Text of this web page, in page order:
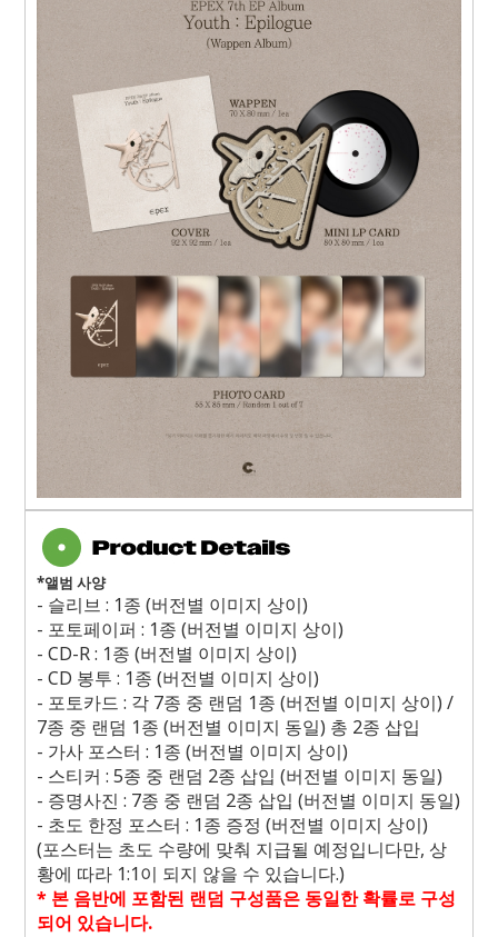
*앨범 사양
- 슬리브 : 1종 (버전별 이미지 상이)
- 포토페이퍼 : 1종 (버전별 이미지 상이)
- CD-R : 1종 (버전별 이미지 상이)
- CD 봉투 : 1종 (버전별 이미지 상이)
- 포토카드 : 각7종 중 랜덤 1종 (버전별 이미지 상이) /
7종 중 랜덤 1종 (버전별 이미지 동일) 총 2종 삽입
- 가사 포스터 : 1종 (버전별 이미지 상이)
- 스티커 : 5종 중 랜덤 2종 삽입 (버전별 이미지 동일)
- 증명사진 : 7종 중 랜덤 2종 삽입 (버전별 이미지 동일)
- 초도 한정 포스터 : 1종 증정 (버전별 이미지 상이)
(포스터는 초도 수량에 맞춰 지급될 예정입니다만, 상
황에 따라1:1이 되지 않을 수 있습니다.)
* 본 음반에 포함된 랜덤 구성품은 동일한 확률로 구성
되어 있습니다.